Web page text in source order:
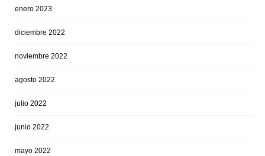
enero 2023
diciembre 2022
noviembre 2022
agosto 2022
julio 2022
junio 2022
mayo 2022